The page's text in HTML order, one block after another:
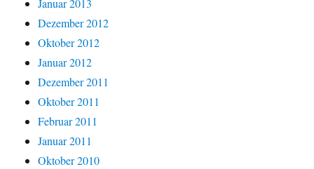
Januar 2013
Dezember 2012
Oktober 2012
Januar 2012
Dezember 2011
Oktober 2011
Februar 2011
Januar 2011
Oktober 2010